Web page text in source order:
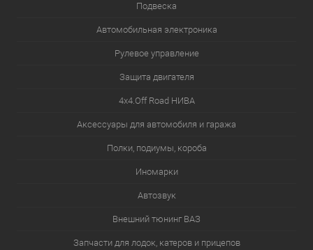
Подвеска
Автомобильная электроника
Рулевое управление
Защита двигателя
4х4.Off Road НИВА
Аксессуары для автомобиля и гаража
Полки, подиумы, короба
Иномарки
Автозвук
Внешний тюнинг ВАЗ
Запчасти для лодок, катеров и прицепов